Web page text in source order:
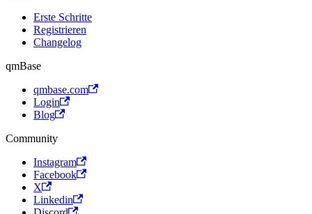
Erste Schritte
Registrieren
Changelog
qmBase
qmbase.com
Login
Blog
Community
Instagram
Facebook
X
Linkedin